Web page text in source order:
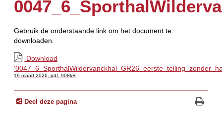
Gebruik de onderstaande link om het document te
downloaden.
Download
19 maart 2026,pdf , 908kB
Deel deze pagina